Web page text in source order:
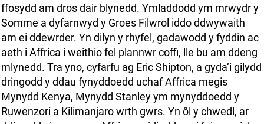
ffosydd am dros dair blynedd. Ymladdodd ym mrwydr y
Somme a dyfarnwyd y Groes Filwrol iddo ddwywaith
am ei ddewrder. Yn dilyn y rhyfel, gadawodd y fyddin ac
aeth i Affrica i weithio fel plannwr coffi, lle bu am ddeng
mlynedd. Tra yno, cyfarfu ag Eric Shipton, a gyda‘i gilydd
dringodd y ddau fynyddoedd uchaf Affrica megis
Mynydd Kenya, Mynydd Stanley ym mynyddoedd y
Ruwenzori a Kilimanjaro wrth gwrs. Yn ôl y chwedl, ar